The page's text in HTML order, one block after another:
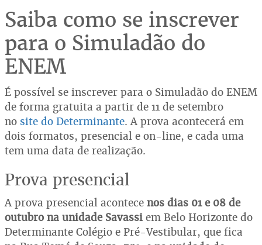
Saiba como se inscrever
para o Simuladão do
ENEM
É possível se inscrever para o Simuladão do ENEM
de forma gratuita a partir de 11 de setembro
no site do Determinante. A prova acontecerá em
dois formatos, presencial e on-line, e cada uma
tem uma data de realização.
Prova presencial
A prova presencial acontece nos dias 01 e 08 de
outubro na unidade Savassi em Belo Horizonte do
Determinante Colégio e Pré-Vestibular, que fica